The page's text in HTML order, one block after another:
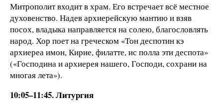
Митрополит входит в храм. Его встречает всё местное
духовенство. Надев архиерейскую мантию и взяв
посох, владыка направляется на солею, благословлять
народ. Хор поет на греческом «Тон деспотин кэ
архиереа имон, Кирие, филатте, ис полла эти деспота»
(«Господина и архиерея нашего, Господи, сохрани на
многая лета»).
10:05–11:45. Литургия